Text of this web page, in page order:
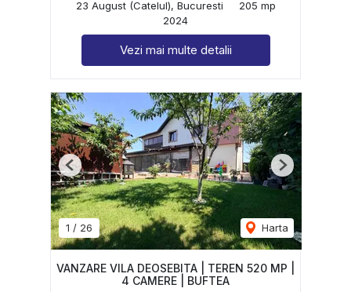
23 August (Catelul), Bucuresti
205 mp
2024
Vezi mai multe detalii
1 / 26 Harta
Previous Next
VANZARE VILA DEOSEBITA | TEREN 520 MP |
4 CAMERE | BUFTEA